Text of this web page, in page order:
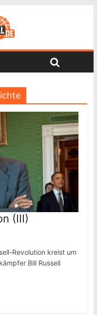
(III)
Revolution kreist um
Bill Russell